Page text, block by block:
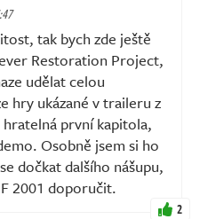
tak bych zde ještě
Restoration Project,
udělat celou
hry ukázané v traileru z
první kapitola,
Osobně jsem si ho
dočkat dalšího nášupu,
2001 doporučit.
2